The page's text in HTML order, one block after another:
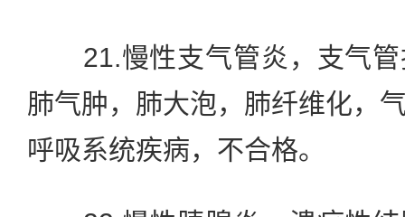
21.慢性支气管炎，支气管
肺气肿，肺大泡，肺纤维化，
呼吸系统疾病，不合格。